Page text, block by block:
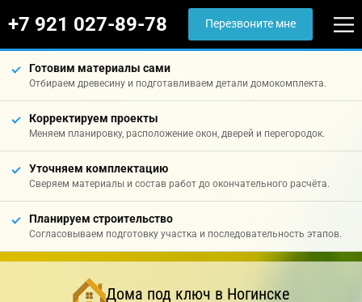
+7 921 027-89-78 Перезвоните мне
Готовим материалы сами
Отбираем древесину и подготавливаем детали домокомплекта.
Корректируем проекты
Меняем планировку, расположение окон, дверей и перегородок.
Уточняем комплектацию
Сверяем материалы и состав работ до окончательного расчёта.
Планируем строительство
Согласовываем подготовку участка и последовательность этапов.
Дома под ключ в Ногинске